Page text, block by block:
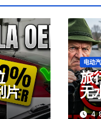
片
电动
旅
无
方4